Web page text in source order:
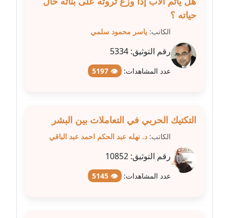
مدونة سلوى محمود
عاملة
مدونة سماح حامد
مدونة سمر ابراهيم
عاملة
مدونة سمير حماد
عاملة
حياته ؟
الكاتب: ياسر محمود سلمي
رقم التوثيق: 5334
عدد المشاهدات: 👁 5197
التكتيك الحربي في التعاملات بين البشر
الكاتب: د. نهله عبد الحكم احمد عبد الباقي
رقم التوثيق: 10852
عدد المشاهدات: 👁 5145